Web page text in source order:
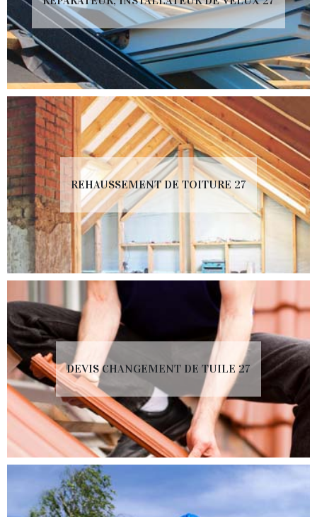
REHAUSSEMENT DE TOITURE 27
DEVIS CHANGEMENT DE TUILE 27